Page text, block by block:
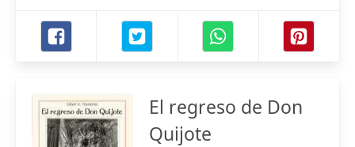
El regreso de Don
Quijote